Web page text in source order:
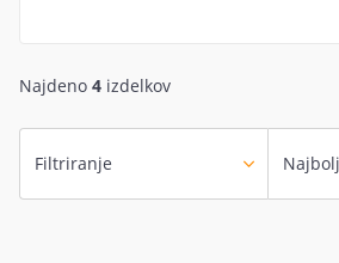
Najdeno 4 izdelkov
Filtriranje